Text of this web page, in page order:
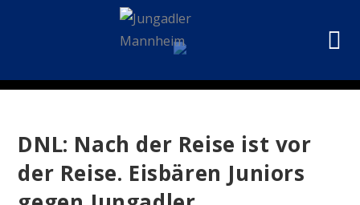
DNL: Nach der Reise ist vor
der Reise. Eisbären Juniors